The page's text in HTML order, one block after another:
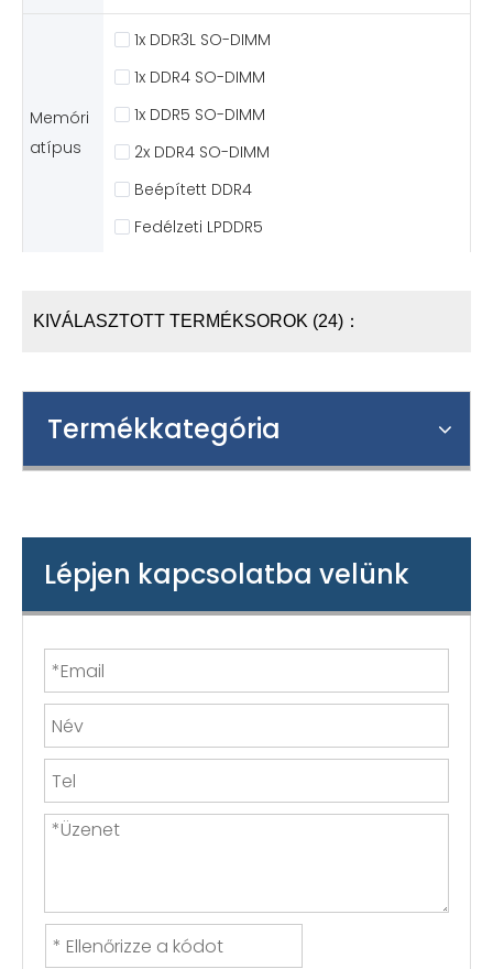
Memóri
atípus
1x DDR3L SO-DIMM
1x DDR4 SO-DIMM
1x DDR5 SO-DIMM
2x DDR4 SO-DIMM
Beépített DDR4
Fedélzeti LPDDR5
KIVÁLASZTOTT TERMÉKSOROK (24)：
Termékkategória
Lépjen kapcsolatba velünk